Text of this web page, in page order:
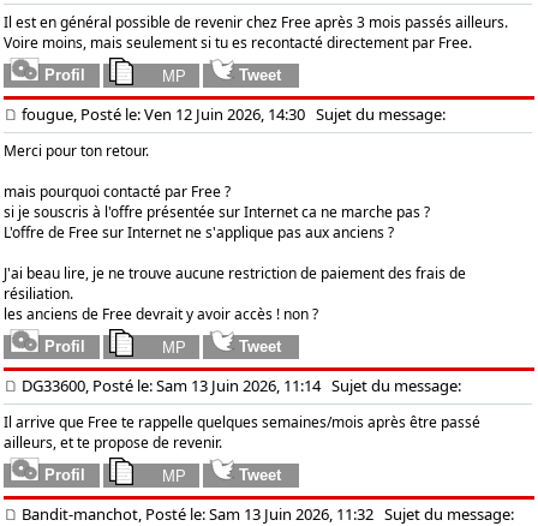
Il est en général possible de revenir chez Free après 3 mois passés ailleurs.
Voire moins, mais seulement si tu es recontacté directement par Free.
fougue, Posté le: Ven 12 Juin 2026, 14:30 Sujet du message:
Merci pour ton retour.
mais pourquoi contacté par Free ?
si je souscris à l'offre présentée sur Internet ca ne marche pas ?
L'offre de Free sur Internet ne s'applique pas aux anciens ?
J'ai beau lire, je ne trouve aucune restriction de paiement des frais de
résiliation.
les anciens de Free devrait y avoir accès ! non ?
DG33600, Posté le: Sam 13 Juin 2026, 11:14Sujet du message:
Il arrive que Free te rappelle quelques semaines/mois après être passé
ailleurs, et te propose de revenir.
Bandit-manchot, Posté le: Sam 13 Juin 2026, 11:32 Sujet du message: